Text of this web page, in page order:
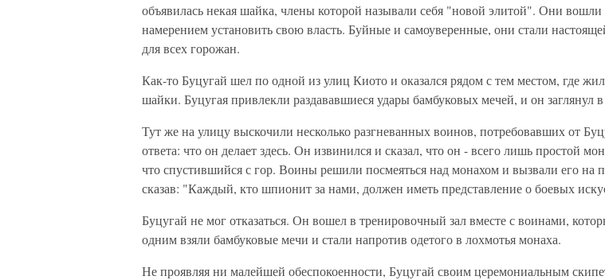
объявилась некая шайка, члены которой называли себя "новой элитой". Они вошли
намерением установить свою власть. Буйные и самоуверенные, они стали
для всех горожан.
Как-то Буцугай шел по одной из улиц Киото и оказался рядом с тем местом, где
шайки. Буцугая привлекли раздававшиеся удары бамбуковых мечей, и он заглянул
Тут же на улицу выскочили несколько разгневанных воинов, потребовавших от
ответа: что он делает здесь. Он извинился и сказал, что он - всего лишь простой
что спустившийся с гор. Воины решили посмеяться над монахом и вызвали его на
сказав: "Каждый, кто шпионит за нами, должен иметь представление о боевых
Буцугай не мог отказаться. Он вошел в тренировочный зал вместе с воинами,
одним взяли бамбуковые мечи и стали напротив одетого в лохмотья монаха.
Не проявляя ни малейшей обеспокоенности, Буцугай своим церемониальным